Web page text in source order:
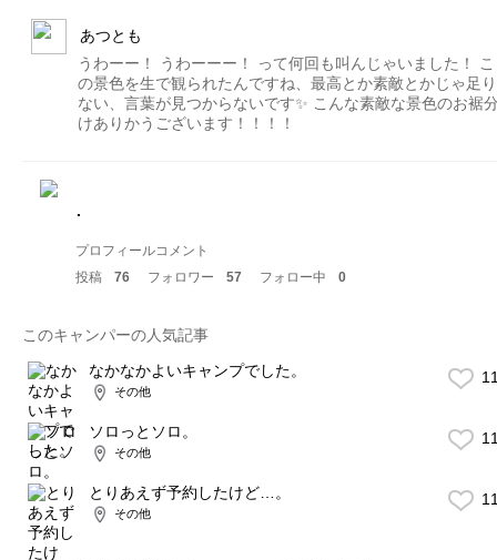
あつとも
うわーー！ うわーーー！ って何回も叫んじゃいました！ こ
の景色を生で観られたんですね、最高とか素敵とかじゃ足り
ない、言葉が見つからないです✨ こんな素敵な景色のお裾
けありかうございます！！！！
.
プロフィールコメント
投稿
76 フォロワー 57 フォロー中 0
このキャンパーの人気記事
なかなかよいキャンプでした。
その他
ソロっとソロ。
その他
とりあえず予約したけど…。
その他